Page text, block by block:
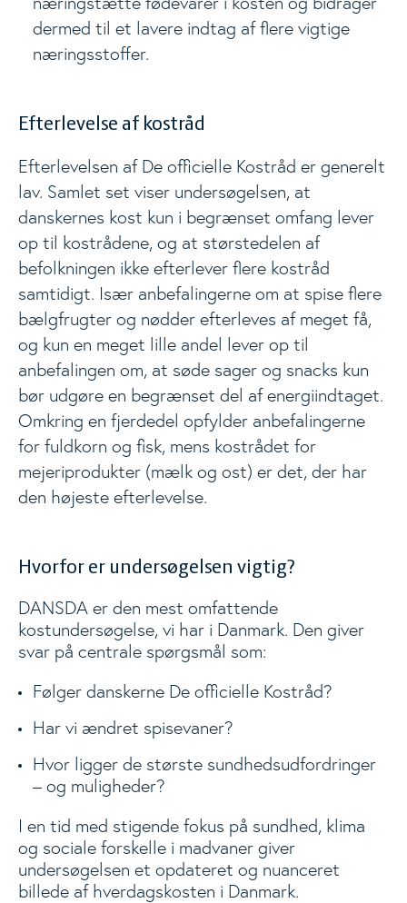
dermed til et lavere indtag af flere vigtige
næringsstoffer.
Efterlevelse af kostråd
Efterlevelsen af De officielle Kostråd er generelt
lav. Samlet set viser undersøgelsen, at
danskernes kost kun i begrænset omfang lever
op til kostrådene, og at størstedelen af
befolkningen ikke efterlever flere kostråd
samtidigt. Især anbefalingerne om at spise flere
bælgfrugter og nødder efterleves af meget få,
og kun en meget lille andel lever op til
anbefalingen om, at søde sager og snacks kun
bør udgøre en begrænset del af energiindtaget.
Omkring en fjerdedel opfylder anbefalingerne
for fuldkorn og fisk, mens kostrådet for
mejeriprodukter (mælk og ost) er det, der har
den højeste efterlevelse.
Hvorfor er undersøgelsen vigtig?
DANSDA er den mest omfattende
kostundersøgelse, vi har i Danmark. Den giver
svar på centrale spørgsmål som:
Følger danskerne De officielle Kostråd?
Har vi ændret spisevaner?
Hvor ligger de største sundhedsudfordringer
– og muligheder?
I en tid med stigende fokus på sundhed, klima
og sociale forskelle i madvaner giver
undersøgelsen et opdateret og nuanceret
billede af hverdagskosten i Danmark.